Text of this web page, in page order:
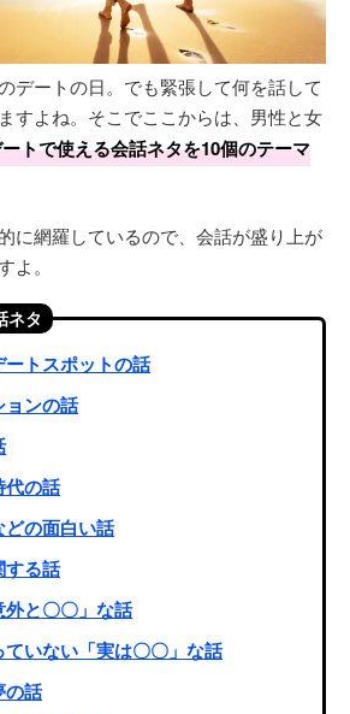
デートの日。でも緊張して何を話して
すよね。そこでここからは、男性と女
トで使える会話ネタを10個のテーマ
に網羅しているので、会話が盛り上が
よ。
ネタ
トスポットの話
ョンの話
代の話
の面白い話
する話
外と〇〇」な話
いない「実は〇〇」な話
の話